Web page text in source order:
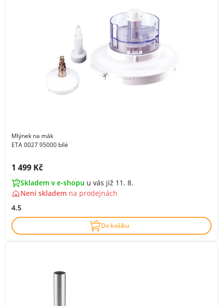
Mlýnek na mák
ETA 0027 95000 bílé
Cena s DPH:
1 499 Kč
Skladem v e-shopu u vás již 11. 8.
Není skladem na prodejnách
4.5
Do košíku